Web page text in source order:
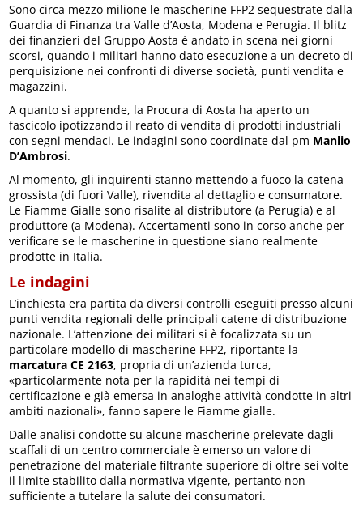
Sono circa mezzo milione le mascherine FFP2 sequestrate dalla
Guardia di Finanza tra Valle d’Aosta, Modena e Perugia. Il blitz
dei finanzieri del Gruppo Aosta è andato in scena nei giorni
scorsi, quando i militari hanno dato esecuzione a un decreto di
perquisizione nei confronti di diverse società, punti vendita e
magazzini.
A quanto si apprende, la Procura di Aosta ha aperto un
fascicolo ipotizzando il reato di vendita di prodotti industriali
con segni mendaci. Le indagini sono coordinate dal pm Manlio
D’Ambrosi.
Al momento, gli inquirenti stanno mettendo a fuoco la catena
grossista (di fuori Valle), rivendita al dettaglio e consumatore.
Le Fiamme Gialle sono risalite al distributore (a Perugia) e al
produttore (a Modena). Accertamenti sono in corso anche per
verificare se le mascherine in questione siano realmente
prodotte in Italia.
Le indagini
L’inchiesta era partita da diversi controlli eseguiti presso alcuni
punti vendita regionali delle principali catene di distribuzione
nazionale. L’attenzione dei militari si è focalizzata su un
particolare modello di mascherine FFP2, riportante la
marcatura CE 2163, propria di un’azienda turca,
«particolarmente nota per la rapidità nei tempi di
certificazione e già emersa in analoghe attività condotte in altri
ambiti nazionali», fanno sapere le Fiamme gialle.
Dalle analisi condotte su alcune mascherine prelevate dagli
scaffali di un centro commerciale è emerso un valore di
penetrazione del materiale filtrante superiore di oltre sei volte
il limite stabilito dalla normativa vigente, pertanto non
sufficiente a tutelare la salute dei consumatori.